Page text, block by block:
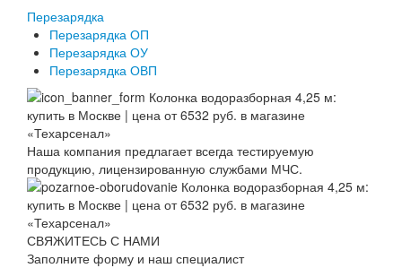
Перезарядка
Перезарядка ОП
Перезарядка ОУ
Перезарядка ОВП
Наша компания предлагает всегда тестируемую
продукцию, лицензированную службами МЧС.
СВЯЖИТЕСЬ С НАМИ
Заполните форму и наш специалист